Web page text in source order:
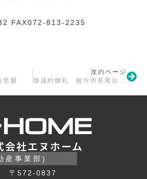
FAX072-813-2235
園
次のページ
御成約御礼 枚方市長尾台2丁目3号地
会社エヌホーム
産事業部)
〒572-0837